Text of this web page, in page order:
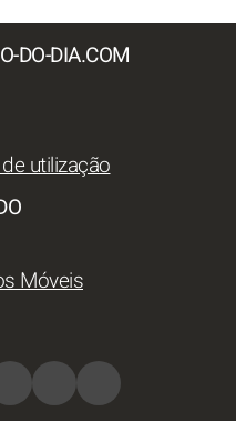
DO-DIA.COM
utilização
Móveis